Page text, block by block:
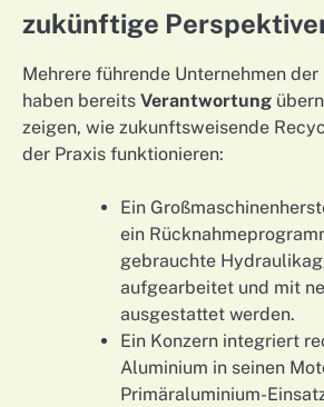
zukünftige
Mehrere führende Unternehmen
haben bereits Verantwortung
zeigen, wie zukunftsweisende
der Praxis funktionieren:
Ein
ein
gebrauchte
aufgearbeitet und mit
ausgestattet werden.
Ein Konzern integriert
Aluminium in seinen
Primäraluminium-